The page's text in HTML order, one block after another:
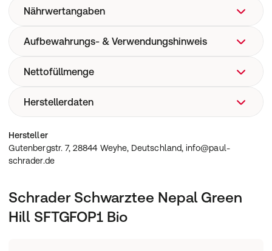
schwarzer Tee aus kontrolliert biologischem Anbau
Nährwertangaben
Ohne Nährwertangaben
Aufbewahrungs- & Verwendungshinweis
Kühl & trocken
Nettofüllmenge
0.1kg
Herstellerdaten
Gutenbergstr. 7, 28844 Weyhe, Deutschland, info@paul-
schrader.de
Hersteller
Gutenbergstr. 7, 28844 Weyhe, Deutschland, info@paul-
schrader.de
Schrader Schwarztee Nepal Green
Hill SFTGFOP1 Bio